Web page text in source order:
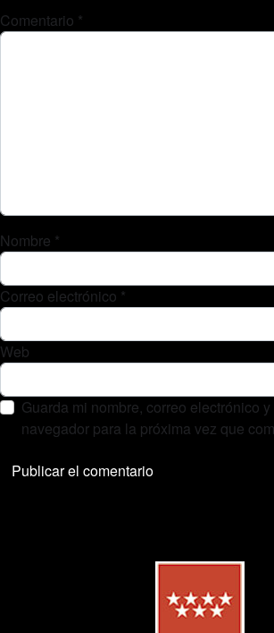
Comentario *
Nombre *
Correo electrónico *
Web
Guarda mi nombre, correo electrónico
navegador para la próxima vez que